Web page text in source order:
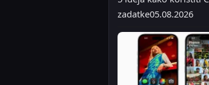
zadatke05.08.2026